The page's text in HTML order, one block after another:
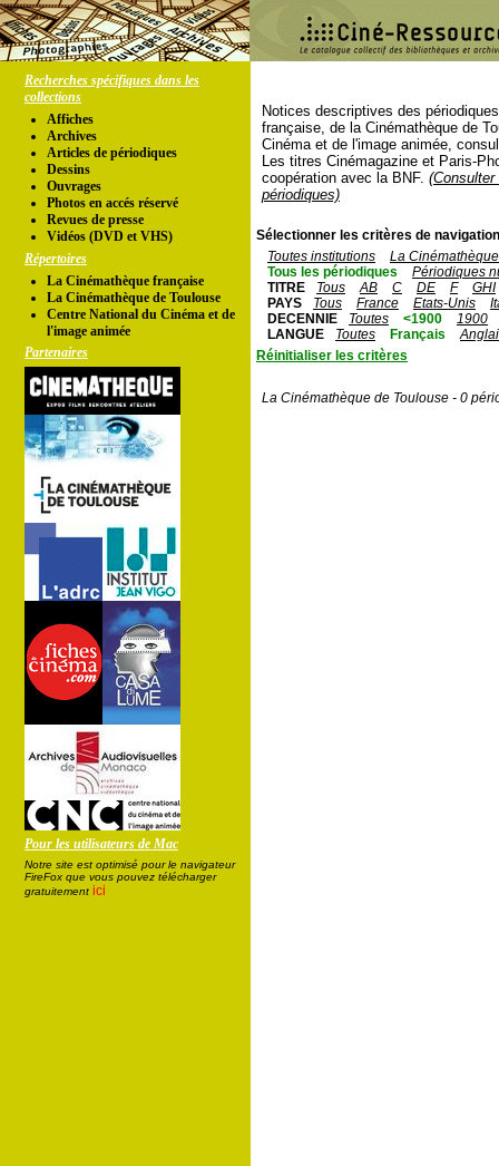
Recherches spécifiques dans les
collections
Affiches
Archives
Articles de périodiques
Dessins
Ouvrages
Photos en accés réservé
Revues de presse
Vidéos (DVD et VHS)
Répertoires
La Cinémathèque française
La Cinémathèque de Toulouse
Centre National du Cinéma et de
l'image animée
Partenaires
Pour les utilisateurs de Mac
Notre site est optimisé pour le navigateur
FireFox que vous pouvez télécharger
gratuitement ici
Notices descriptives des
française, de la Cinémathèque de
Cinéma et de l'image animée,
Les titres Cinémagazine et Paris-
coopération avec la BNF.
périodiques)
Sélectionner les critères de
Toutes institutions
La
Tous les périodiques
Périodiques
TITRE
Tous AB C DE F
GHI
PAYS
Tous France Etats-Unis
DECENNIE
Toutes <1900
1900
LANGUE
Toutes Français
Réinitialiser les critères
La Cinémathèque de Toulouse - 0